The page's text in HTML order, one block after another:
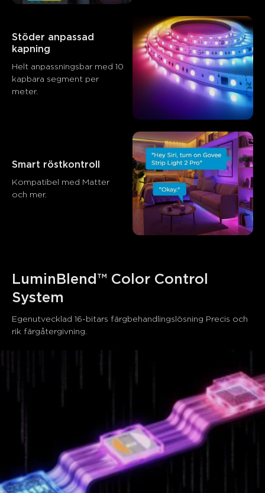
Stöder anpassad
kapning
Helt anpassningsbar med 10
kapbara segment per
meter.
Smart röstkontroll
Kompatibel med Matter
och mer.
LuminBlend™ Color Control
System
Egenutvecklad 16-bitars färgbehandlingslösning Precis och
rik färgåtergivning.
AI-genererad från texten av kundrecensioner